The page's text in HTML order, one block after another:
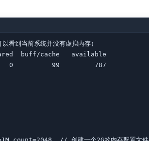
当前系统并没有虚拟内存）
buff/cache   available
0          99         787